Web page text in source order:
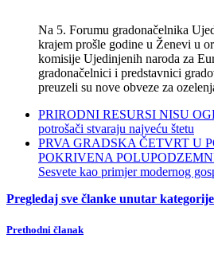
Na 5. Forumu gradonačelnika
krajem prošle godine u Ženevi u
komisije Ujedinjenih naroda za
gradonačelnici i predstavnici
preuzeli su nove obveze za
PRIRODNI RESURSI NISU
potrošači stvaraju najveću štetu
PRVA GRADSKA ČETVRT U
POKRIVENA
Sesvete kao primjer modernog
Pregledaj sve članke unutar
Prethodni članak